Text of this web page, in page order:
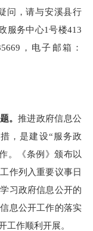
问，请与安溪县行
服务中心1号楼413
，电子邮箱：
。推进政府信息公
，是建设“服务政
。《条例》颁布以
作列入重要议事日
习政府信息公开的
息公开工作的落实
工作顺利开展。